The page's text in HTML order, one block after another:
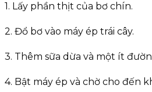
1. Lấy phần thịt của bơ chín.
2. Đổ bơ vào máy ép trái cây.
3. Thêm sữa dừa và một ít
4. Bật máy ép và chờ cho đến